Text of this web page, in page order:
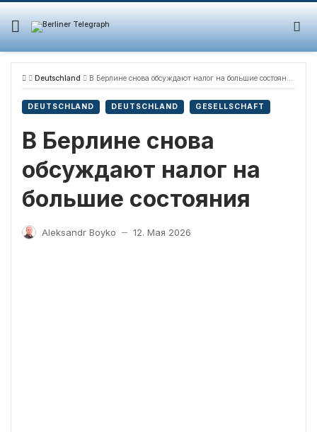
Skip
content
Deutschland В Берлине снова обсуждают налог на большие состояния
DEUTSCHLAND DEUTSCHLAND GESELLSCHAFT
В Берлине снова
обсуждают налог на
большие состояния
Aleksandr Boyko — 12. Мая 2026